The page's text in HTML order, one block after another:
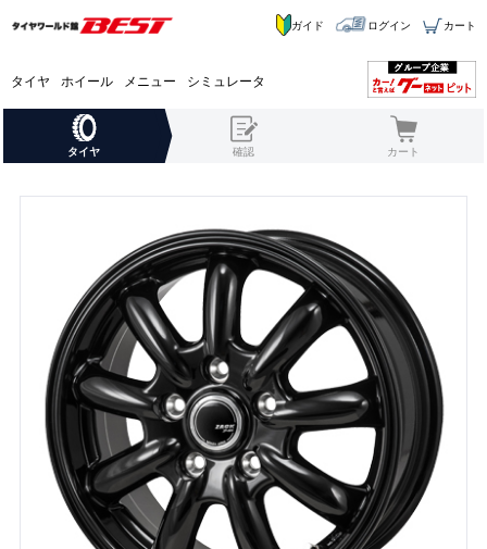
タイヤ ホイール メニュー シミュレータ
ガイド ログイン カート
タイヤ 確認 カート